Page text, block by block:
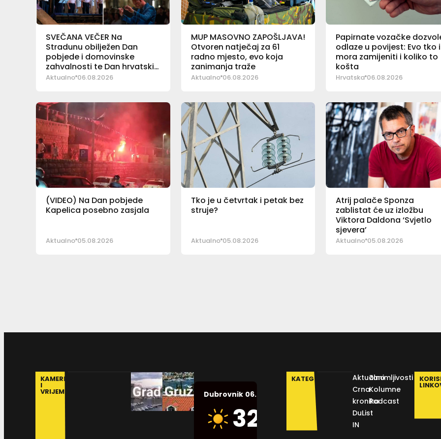
SVEČANA VEČER Na
Stradunu obilježen Dan
pobjede i domovinske
zahvalnosti te Dan hrvatskih
branitelja
Aktualno 06.08.2026
MUP MASOVNO ZAPOŠLJAVA!
Otvoren natječaj za 61
radno mjesto, evo koja
zanimanja traže
Aktualno 06.08.2026
Papirnate vozačke
odlaze u povijest: Evo tko
mora zamijeniti i koliko to
košta
Hrvatska 06.08.2026
(VIDEO) Na Dan pobjede
Kapelica posebno zasjala
Aktualno 05.08.2026
Tko je u četvrtak i petak bez
struje?
Aktualno 05.08.2026
Atrij palače Sponza
zablistat će uz izložbu
Viktora Daldona ‘Svjetlo
sjevera’
Aktualno 05.08.2026
KAMERE
I
VRIJEME Dubrovnik 06.08.2026.
32
Humidity:
KATEGORIJE
Aktualno
Crna
kronika
DuList
IN
Zanimljivosti
Kolumne
Podcast